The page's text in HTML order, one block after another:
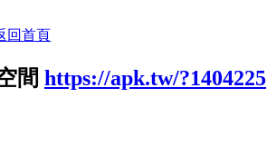
回首頁
間 https://apk.tw/?1404225